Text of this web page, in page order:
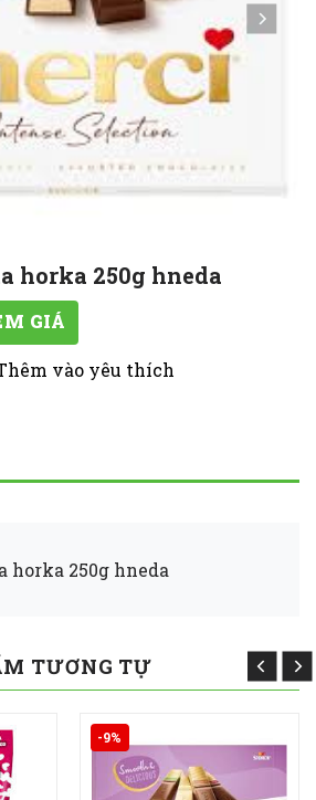
horka 250g hneda
GIÁ
vào yêu thích
horka 250g hneda
TƯƠNG TỰ
-9%